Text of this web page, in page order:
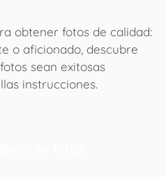
obtener fotos de calidad:
o aficionado, descubre
sean exitosas
instrucciones.